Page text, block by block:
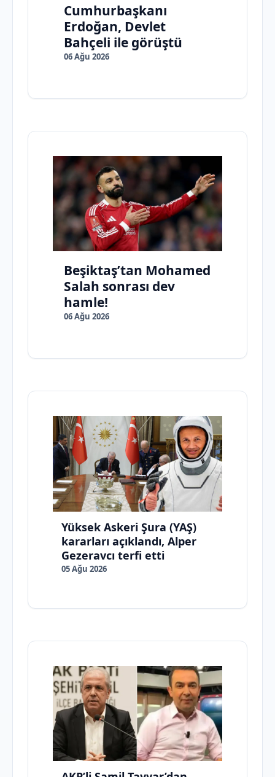
Cumhurbaşkanı
Erdoğan, Devlet
Bahçeli ile görüştü
06 Ağu 2026
Beşiktaş’tan Mohamed
Salah sonrası dev
hamle!
06 Ağu 2026
Yüksek Askeri Şura (YAŞ)
kararları açıklandı, Alper
Gezeravcı terfi etti
05 Ağu 2026